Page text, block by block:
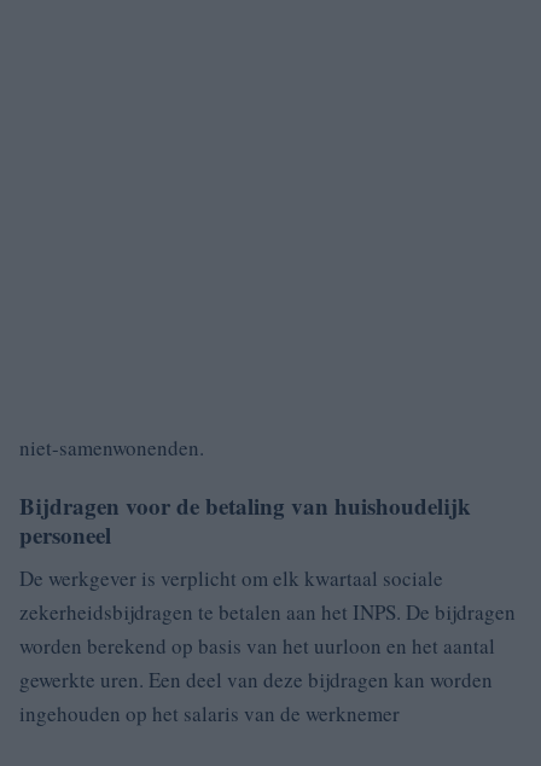
niet-samenwonenden.
Bijdragen voor de betaling van huishoudelijk
personeel
De werkgever is verplicht om elk kwartaal sociale
zekerheidsbijdragen te betalen aan het INPS. De bijdragen
worden berekend op basis van het uurloon en het aantal
gewerkte uren. Een deel van deze bijdragen kan worden
ingehouden op het salaris van de werknemer